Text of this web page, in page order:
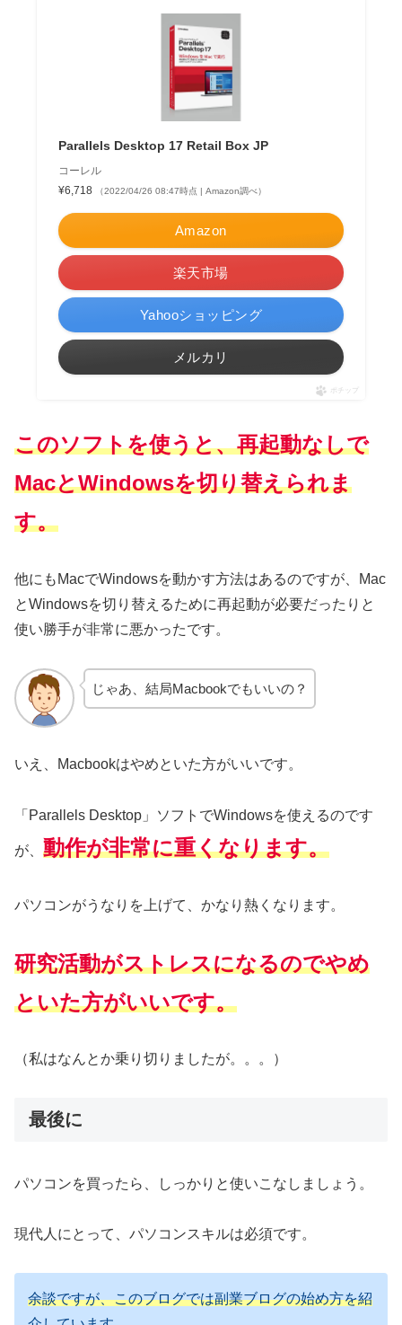
Parallels Desktop 17 Retail Box JP
コーレル
¥6,718
（2022/04/26 08:47時点 | Amazon調べ）
Amazon
楽天市場
Yahooショッピング
メルカリ
ポチップ
このソフトを使うと、再起動なしで
MacとWindowsを切り替えられま
す。
他にもMacでWindowsを動かす方法はあるのですが、Mac
とWindowsを切り替えるために再起動が必要だったりと
使い勝手が非常に悪かったです。
じゃあ、結局Macbookでもいいの？
いえ、Macbookはやめといた方がいいです。
「Parallels Desktop」ソフトでWindowsを使えるのです
が、 動作が非常に重くなります。
パソコンがうなりを上げて、かなり熱くなります。
研究活動がストレスになるのでやめ
といた方がいいです。
（私はなんとか乗り切りましたが。。。）
最後に
パソコンを買ったら、しっかりと使いこなしましょう。
現代人にとって、パソコンスキルは必須です。
余談ですが、このブログでは副業ブログの始め方を紹